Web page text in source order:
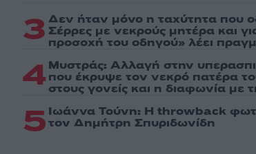
3 Δεν ήταν μόνο η ταχύτητα που
Σέρρες με νεκρούς μητέρα και
προσοχή του οδηγού» λέει
4 Μυστράς: Αλλαγή στην
που έκρυψε τον νεκρό πατέρα
στους γονείς και η διαφωνία με
5 Ιωάννα Τούνη: Η throwback
τον Δημήτρη Σπυριδωνίδη